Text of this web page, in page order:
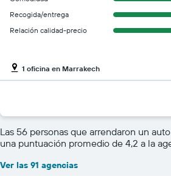
Recogida/entrega
Relación calidad-precio
1 oficina en Marrakech
Las 56 personas que arrendaron un
una puntuación promedio de 4,2 a la
Ver las 91 agencias